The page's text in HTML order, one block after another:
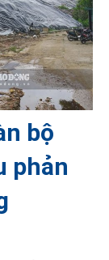
bộ
phản